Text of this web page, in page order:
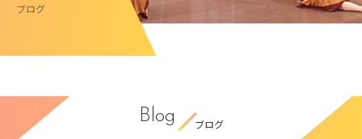
ブログ
Blog
ブログ